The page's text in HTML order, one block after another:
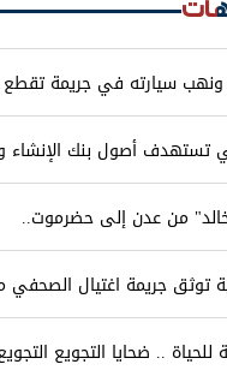
سيارته في جريمة تقطع
تستهدف أصول بنك الإنشاء
من عدن إلى حضرموت..
توثق جريمة اغتيال
.. ضحايا التجويع